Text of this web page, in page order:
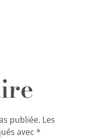
publiée. Les
avec*